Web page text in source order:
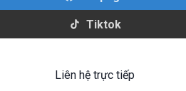
Tiktok
Liên hệ trực tiếp